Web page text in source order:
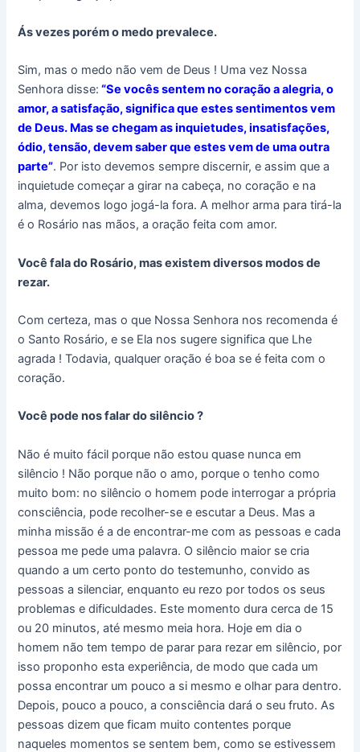
Ás vezes porém o medo prevalece.
Sim, mas o medo não vem de Deus ! Uma vez Nossa
Senhora disse: “Se vocês sentem no coração a alegria, o
amor, a satisfação, significa que estes sentimentos vem
de Deus. Mas se chegam as inquietudes, insatisfações,
ódio, tensão, devem saber que estes vem de uma outra
parte”. Por isto devemos sempre discernir, e assim que a
inquietude começar a girar na cabeça, no coração e na
alma, devemos logo jogá-la fora. A melhor arma para tirá-la
é o Rosário nas mãos, a oração feita com amor.
Você fala do Rosário, mas existem diversos modos de
rezar.
Com certeza, mas o que Nossa Senhora nos recomenda é
o Santo Rosário, e se Ela nos sugere significa que Lhe
agrada ! Todavia, qualquer oração é boa se é feita com o
coração.
Você pode nos falar do silêncio ?
Não é muito fácil porque não estou quase nunca em
silêncio ! Não porque não o amo, porque o tenho como
muito bom: no silêncio o homem pode interrogar a própria
consciência, pode recolher-se e escutar a Deus. Mas a
minha missão é a de encontrar-me com as pessoas e cada
pessoa me pede uma palavra. O silêncio maior se cria
quando a um certo ponto do testemunho, convido as
pessoas a silenciar, enquanto eu rezo por todos os seus
problemas e dificuldades. Este momento dura cerca de 15
ou 20 minutos, até mesmo meia hora. Hoje em dia o
homem não tem tempo de parar para rezar em silêncio, por
isso proponho esta experiência, de modo que cada um
possa encontrar um pouco a si mesmo e olhar para dentro.
Depois, pouco a pouco, a consciência dará o seu fruto. As
pessoas dizem que ficam muito contentes porque
naqueles momentos se sentem bem, como se estivessem